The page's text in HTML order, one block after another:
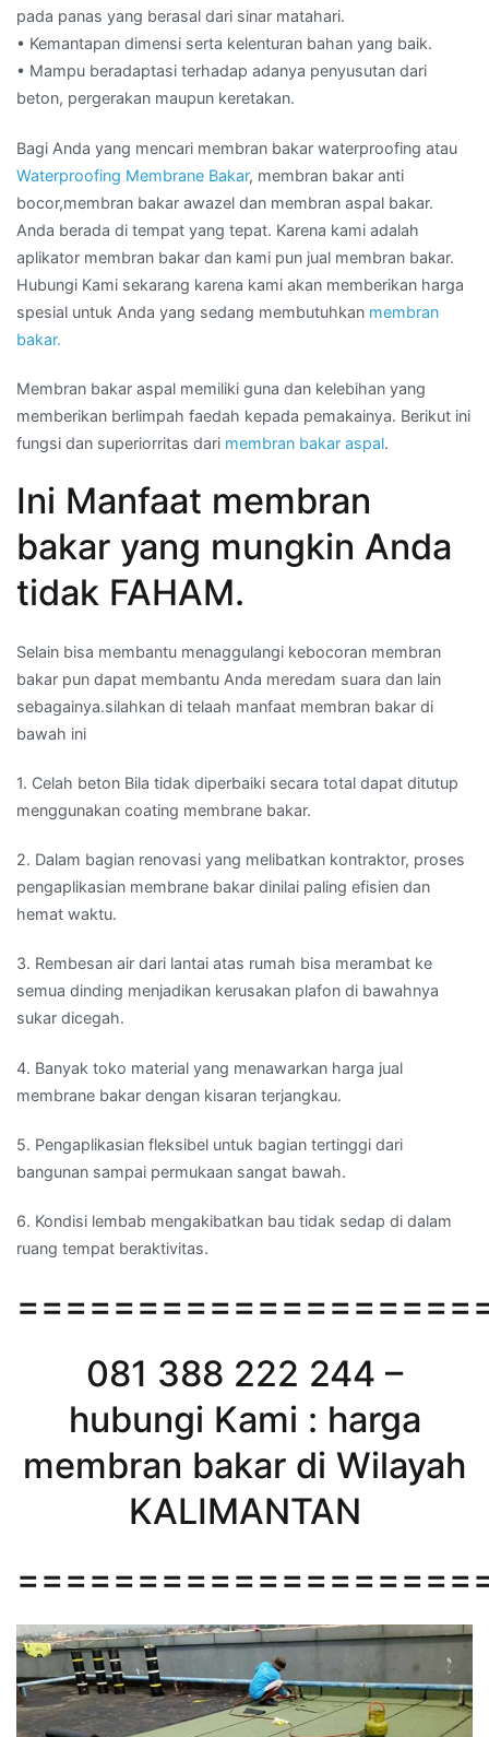
pada panas yang berasal dari sinar matahari.
• Kemantapan dimensi serta kelenturan bahan yang baik.
• Mampu beradaptasi terhadap adanya penyusutan dari
beton, pergerakan maupun keretakan.
Bagi Anda yang mencari membran bakar waterproofing atau
Waterproofing Membrane Bakar, membran bakar anti
bocor,membran bakar awazel dan membran aspal bakar.
Anda berada di tempat yang tepat. Karena kami adalah
aplikator membran bakar dan kami pun jual membran bakar.
Hubungi Kami sekarang karena kami akan memberikan harga
spesial untuk Anda yang sedang membutuhkan membran
bakar.
Membran bakar aspal memiliki guna dan kelebihan yang
memberikan berlimpah faedah kepada pemakainya. Berikut ini
fungsi dan superiorritas dari membran bakar aspal.
Ini Manfaat membran
bakar yang mungkin Anda
tidak FAHAM.
Selain bisa membantu menaggulangi kebocoran membran
bakar pun dapat membantu Anda meredam suara dan lain
sebagainya.silahkan di telaah manfaat membran bakar di
bawah ini
1. Celah beton Bila tidak diperbaiki secara total dapat ditutup
menggunakan coating membrane bakar.
2. Dalam bagian renovasi yang melibatkan kontraktor, proses
pengaplikasian membrane bakar dinilai paling efisien dan
hemat waktu.
3. Rembesan air dari lantai atas rumah bisa merambat ke
semua dinding menjadikan kerusakan plafon di bawahnya
sukar dicegah.
4. Banyak toko material yang menawarkan harga jual
membrane bakar dengan kisaran terjangkau.
5. Pengaplikasian fleksibel untuk bagian tertinggi dari
bangunan sampai permukaan sangat bawah.
6. Kondisi lembab mengakibatkan bau tidak sedap di dalam
ruang tempat beraktivitas.
081 388 222 244 –
hubungi Kami : harga
membran bakar di Wilayah
KALIMANTAN